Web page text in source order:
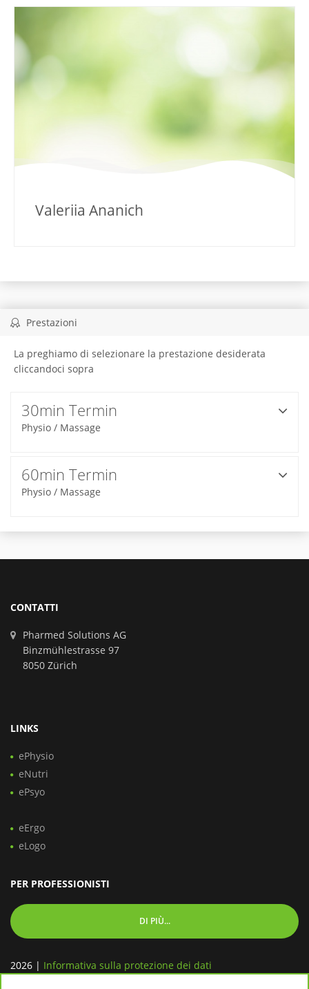
Valeriia Ananich
Prestazioni
La preghiamo di selezionare la prestazione desiderata
cliccandoci sopra
30min Termin
Physio / Massage
60min Termin
Physio / Massage
CONTATTI
Pharmed Solutions AG
Binzmühlestrasse 97
8050 Zürich
LINKS
ePhysio
eNutri
ePsyo
eErgo
eLogo
PER PROFESSIONISTI
DI PIÙ...
2026 | Informativa sulla protezione dei dati